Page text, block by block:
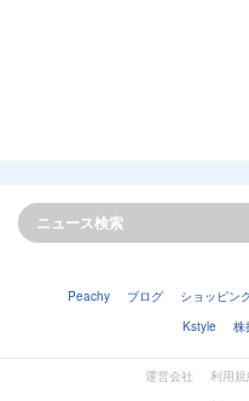
Peachy ブログ ショッピン
Kstyle
株
運営会社 利用規